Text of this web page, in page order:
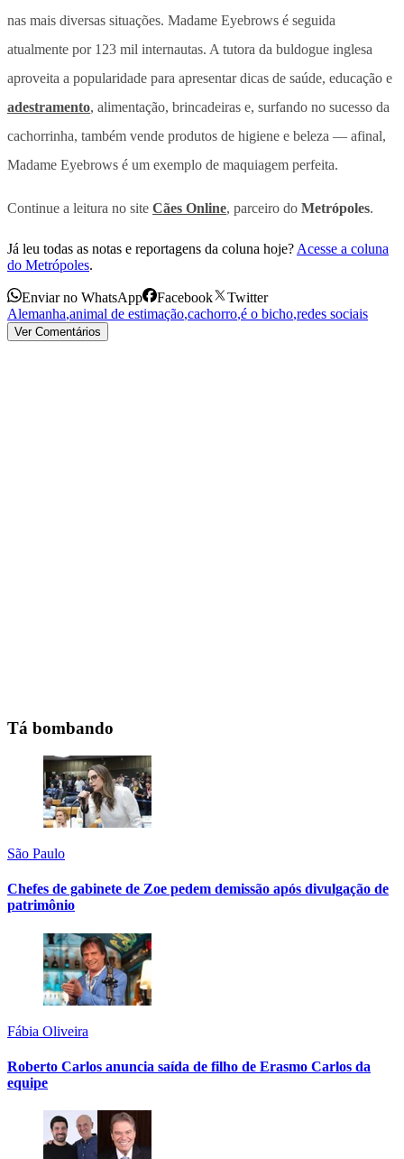
nas mais diversas situações. Madame Eyebrows é seguida
atualmente por 123 mil internautas. A tutora da buldogue inglesa
aproveita a popularidade para apresentar dicas de saúde, educação e
adestramento, alimentação, brincadeiras e, surfando no sucesso da
cachorrinha, também vende produtos de higiene e beleza — afinal,
Madame Eyebrows é um exemplo de maquiagem perfeita.
Continue a leitura no site Cães Online, parceiro do Metrópoles.
Já leu todas as notas e reportagens da coluna hoje? Acesse a coluna
do Metrópoles.
Enviar no WhatsApp Facebook
Twitter
Alemanha,animal de estimação,cachorro,é o bicho,redes sociais
Ver Comentários
Tá bombando
São Paulo
Chefes de gabinete de Zoe pedem demissão após divulgação de
patrimônio
Fábia Oliveira
Roberto Carlos anuncia saída de filho de Erasmo Carlos da
equipe